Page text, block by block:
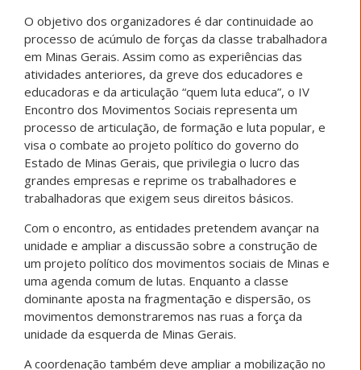
O objetivo dos organizadores é dar continuidade ao
processo de acúmulo de forças da classe trabalhadora
em Minas Gerais. Assim como as experiências das
atividades anteriores, da greve dos educadores e
educadoras e da articulação “quem luta educa”, o IV
Encontro dos Movimentos Sociais representa um
processo de articulação, de formação e luta popular, e
visa o combate ao projeto político do governo do
Estado de Minas Gerais, que privilegia o lucro das
grandes empresas e reprime os trabalhadores e
trabalhadoras que exigem seus direitos básicos.
Com o encontro, as entidades pretendem avançar na
unidade e ampliar a discussão sobre a construção de
um projeto político dos movimentos sociais de Minas e
uma agenda comum de lutas. Enquanto a classe
dominante aposta na fragmentação e dispersão, os
movimentos demonstraremos nas ruas a força da
unidade da esquerda de Minas Gerais.
A coordenação também deve ampliar a mobilização no